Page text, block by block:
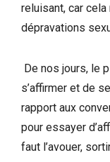
reluisant, car
dépravations
De nos jours, le
s’affirmer et de
rapport aux
pour essayer
faut l’avouer,